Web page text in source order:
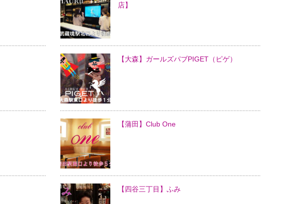
店】
【大森】ガールズパブPIGET（ピゲ）
【蒲田】Club One
【四谷三丁目】ふみ